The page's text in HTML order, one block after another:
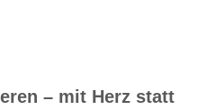
– mit Herz statt